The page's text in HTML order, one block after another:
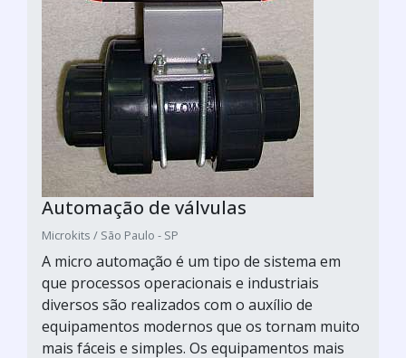
Automação de válvulas
Microkits / São Paulo - SP
A micro automação é um tipo de sistema em
que processos operacionais e industriais
diversos são realizados com o auxílio de
equipamentos modernos que os tornam muito
mais fáceis e simples. Os equipamentos mais